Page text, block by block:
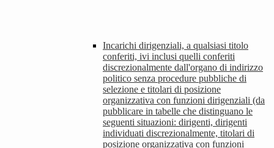
Incarichi dirigenziali, a qualsiasi titolo
conferiti, ivi inclusi quelli conferiti
discrezionalmente dall'organo di indirizzo
politico senza procedure pubbliche di
selezione e titolari di posizione
organizzativa con funzioni dirigenziali (da
pubblicare in tabelle che distinguano le
seguenti situazioni: dirigenti, dirigenti
individuati discrezionalmente, titolari di
posizione organizzativa con funzioni